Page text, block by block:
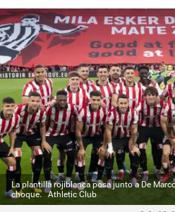
La plantilla rojiblanca posa junto a De
choque. Athletic Club